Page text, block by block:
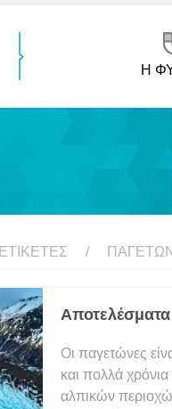
Η
ΕΤΙΚΈΤΕΣ
Οι παγετώνες
και πολλά
αλπικών